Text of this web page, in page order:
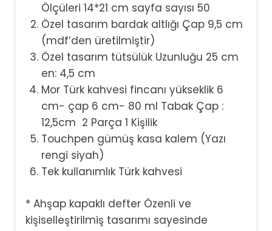
Ölçüleri 14*21 cm sayfa sayısı 50
Özel tasarım bardak altlığı Çap 9,5 cm
(mdf’den üretilmiştir)
Özel tasarım tütsülük Uzunluğu 25 cm
en: 4,5 cm
Mor Türk kahvesi fincanı yükseklik 6
cm- çap 6 cm- 80 ml Tabak Çap :
12,5cm 2 Parça 1 Kişilik
Touchpen gümüş kasa kalem (Yazı
rengi siyah)
Tek kullanımlık Türk kahvesi
* Ahşap kapaklı defter Özenli ve
kişiselleştirilmiş tasarımı sayesinde